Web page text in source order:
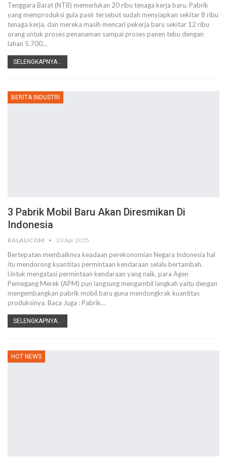
Tenggara Barat (NTB) memerlukan 20 ribu tenaga kerja baru. Pabrik
yang memproduksi gula pasir tersebut sudah menyiapkan sekitar 8 ribu
tenaga kerja, dan mereka masih mencari pekerja baru sekitar 12 ribu
orang untuk proses penanaman sampai proses panen tebu dengan
lahan 5.700…
SELENGKAPNYA...
BERITA INDUSTRI
3 Pabrik Mobil Baru Akan Diresmikan Di
Indonesia
RALALICOM 20 Apr 2015
Bertepatan membaiknya keadaan perekonomian Negara Indonesia hal
itu mendorong kuantitas permintaan kendaraan selalu bertambah.
Untuk mengatasi permintaan kendaraan yang naik, para Agen
Pemegang Merek (APM) pun langsung mengambil langkah yaitu dengan
mengembangkan pabrik mobil baru guna mendongkrak kuantitas
produksinya. Baca Juga : Pabrik…
SELENGKAPNYA...
HOT NEWS